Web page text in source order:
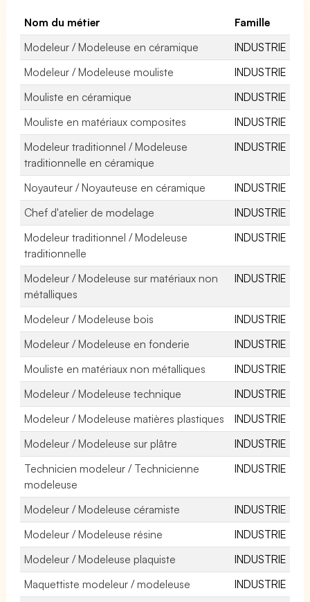
Nom du métier
Famille
Modeleur / Modeleuse en céramique
INDUSTRIE
Modeleur / Modeleuse mouliste
INDUSTRIE
Mouliste en céramique
INDUSTRIE
Mouliste en matériaux composites
INDUSTRIE
Modeleur traditionnel / Modeleuse
traditionnelle en céramique
INDUSTRIE
Noyauteur / Noyauteuse en céramique
INDUSTRIE
Chef d'atelier de modelage
INDUSTRIE
Modeleur traditionnel / Modeleuse
traditionnelle
INDUSTRIE
Modeleur / Modeleuse sur matériaux non
métalliques
INDUSTRIE
Modeleur / Modeleuse bois
INDUSTRIE
Modeleur / Modeleuse en fonderie
INDUSTRIE
Mouliste en matériaux non métalliques
INDUSTRIE
Modeleur / Modeleuse technique
INDUSTRIE
Modeleur / Modeleuse matières plastiques
INDUSTRIE
Modeleur / Modeleuse sur plâtre
INDUSTRIE
Technicien modeleur / Technicienne
modeleuse
INDUSTRIE
Modeleur / Modeleuse céramiste
INDUSTRIE
Modeleur / Modeleuse résine
INDUSTRIE
Modeleur / Modeleuse plaquiste
INDUSTRIE
Maquettiste modeleur / modeleuse
INDUSTRIE